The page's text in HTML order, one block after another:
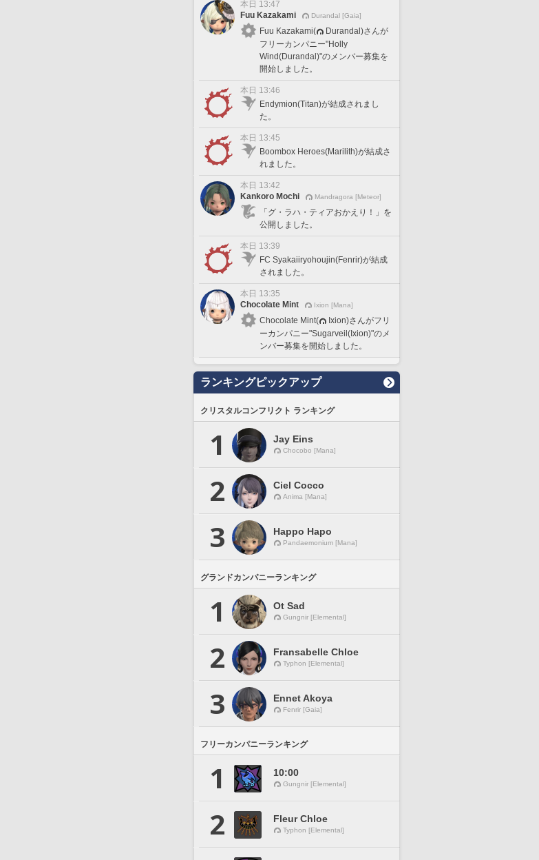
本日 13:47
Fuu Kazakami
Durandal [Gaia]
Fuu Kazakami(
Durandal)さんが
フリーカンパニー"Holly
Wind(Durandal)"のメンバー募集を
開始しました。
本日 13:46
Endymion(Titan)が結成されまし
た。
本日 13:45
Boombox Heroes(Marilith)が結成さ
れました。
本日 13:42
Kankoro Mochi
Mandragora [Meteor]
「グ・ラハ・ティアおかえり！」を
公開しました。
本日 13:39
FC Syakaiiryohoujin(Fenrir)が結成
されました。
本日 13:35
Chocolate Mint
Ixion [Mana]
Chocolate Mint(
Ixion)さんがフリ
ーカンパニー"Sugarveil(Ixion)"のメ
ンバー募集を開始しました。
ランキングピックアップ
クリスタルコンフリクト ランキング
1 Jay Eins
Chocobo [Mana]
2 Ciel Cocco
Anima [Mana]
3 Happo Hapo
Pandaemonium [Mana]
グランドカンパニーランキング
1 Ot Sad
Gungnir [Elemental]
2 Fransabelle Chloe
Typhon [Elemental]
3 Ennet Akoya
Fenrir [Gaia]
フリーカンパニーランキング
1 10:00
Gungnir [Elemental]
2 Fleur Chloe
Typhon [Elemental]